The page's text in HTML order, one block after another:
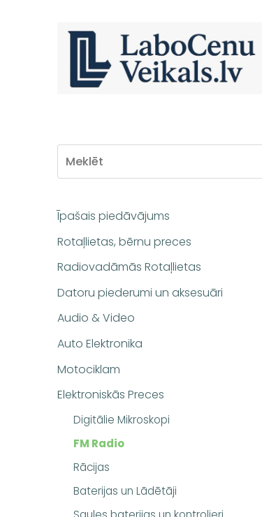
Īpašais piedāvājums
Rotaļlietas, bērnu preces
Radiovadāmās Rotaļlietas
Datoru piederumi un aksesuāri
Audio & Video
Auto Elektronika
Motociklam
Elektroniskās Preces
Digitālie Mikroskopi
FM Radio
Rācijas
Baterijas un Lādētāji